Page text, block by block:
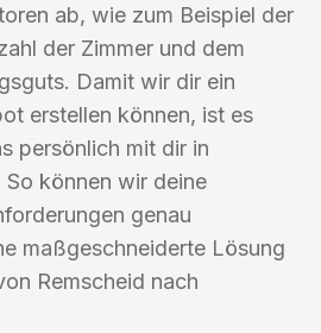
ab, wie zum Beispiel der
der Zimmer und dem
Damit wir dir ein
erstellen können, ist es
persönlich mit dir in
können wir deine
genau
maßgeschneiderte Lösung
Remscheid nach